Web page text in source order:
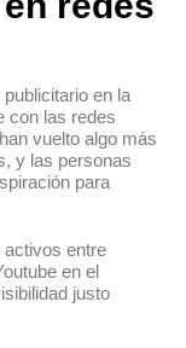
en la
con las redes
vuelto algo más
y las personas
para
activos entre
en el
justo